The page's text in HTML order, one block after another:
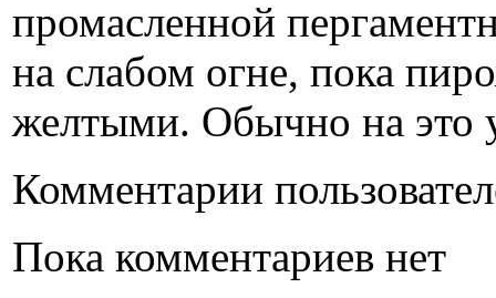
промасленной
на слабом огне, пока
желтыми. Обычно на это
Комментарии
Пока комментариев нет